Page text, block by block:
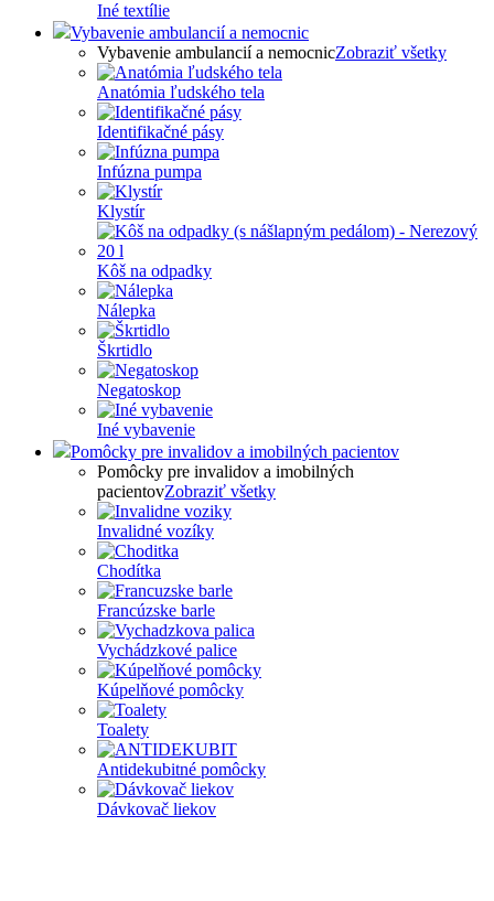
Iné textílie
Vybavenie ambulancií a nemocnic
Vybavenie ambulancií a nemocnicZobraziť všetky
Anatómia ľudského tela
Identifikačné pásy
Infúzna pumpa
Klystír
Kôš na odpadky
Nálepka
Škrtidlo
Negatoskop
Iné vybavenie
Pomôcky pre invalidov a imobilných pacientov
Pomôcky pre invalidov a imobilných
pacientovZobraziť všetky
Invalidné vozíky
Chodítka
Francúzske barle
Vychádzkové palice
Kúpelňové pomôcky
Toalety
Antidekubitné pomôcky
Dávkovač liekov